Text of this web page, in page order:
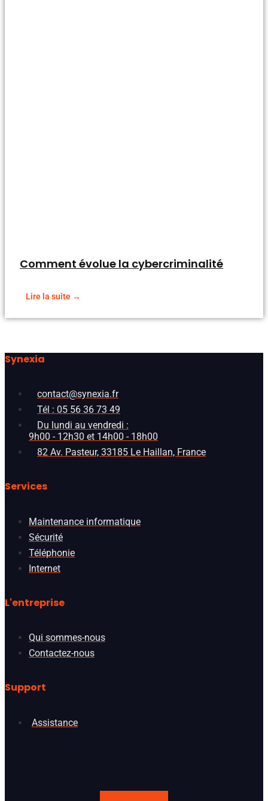
Comment évolue la cybercriminalité
Lire la suite →
Synexia
contact@synexia.fr
Tél : 05 56 36 73 49
Du lundi au vendredi :
9h00 - 12h30 et 14h00 - 18h00
82 Av. Pasteur, 33185 Le Haillan, France
Services
Maintenance informatique
Sécurité
Téléphonie
Internet
L'entreprise
Qui sommes-nous
Contactez-nous
Support
Assistance